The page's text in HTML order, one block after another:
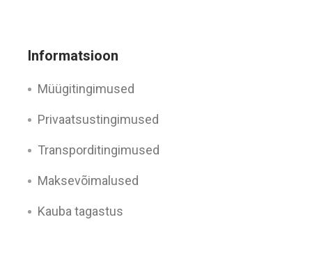
Informatsioon
Müügitingimused
Privaatsustingimused
Transporditingimused
Maksevõimalused
Kauba tagastus